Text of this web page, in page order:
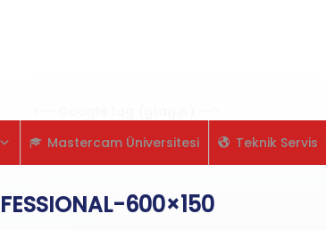
Mastercam Üniversitesi Teknik Servis
600×150